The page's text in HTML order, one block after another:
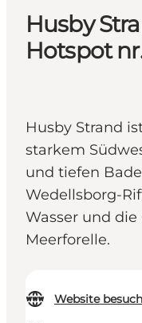
Husby
Hotspot nr.
Husby Strand
starkem
und tiefen
Wedellsborg-
Wasser und
Meerforelle.
Website